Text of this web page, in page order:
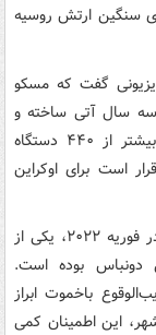
سنگین ارتش روسیه
گفت که مسکو
تانک را طی سه سال آتی ساخته و
به‌روزرسانی کند؛ رقمی که به باور وی به مراتب بیشتر از ۴۴۰ دستگاه
است برای اوکراین
باخموت از آغاز عملیات نظامی روسیه در اوکراین در فوریه ۲۰۲۲، یکی از
بوده است.
باخموت ابراز
این اطمینان کمی